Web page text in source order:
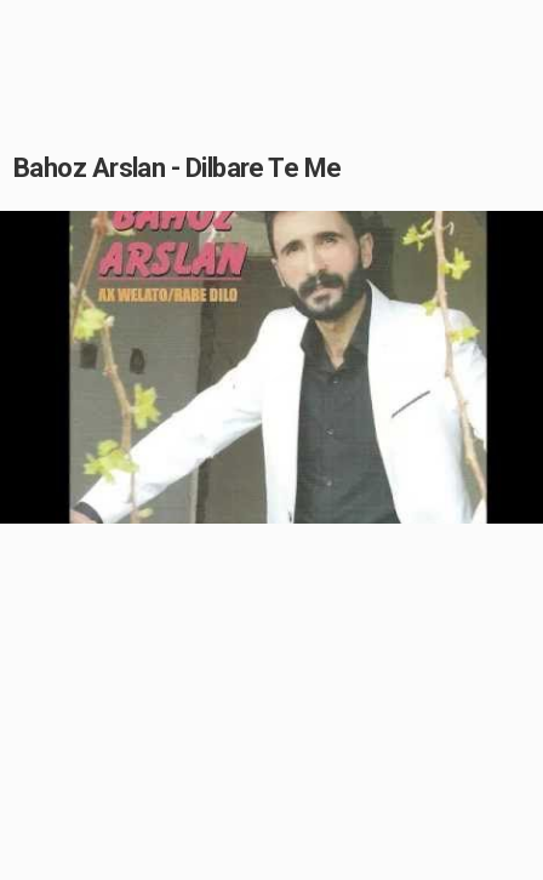
Bahoz Arslan - Dilbare Te Me
Play
Video